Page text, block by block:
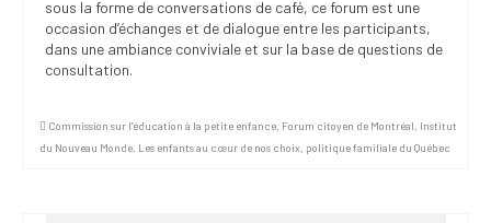
sous la forme de conversations de café, ce forum est une
occasion d’échanges et de dialogue entre les participants,
dans une ambiance conviviale et sur la base de questions de
consultation.
Commission sur l'éducation à la petite enfance, Forum citoyen de Montréal, Institut
du Nouveau Monde, Les enfants au cœur de nos choix, politique familiale du Québec